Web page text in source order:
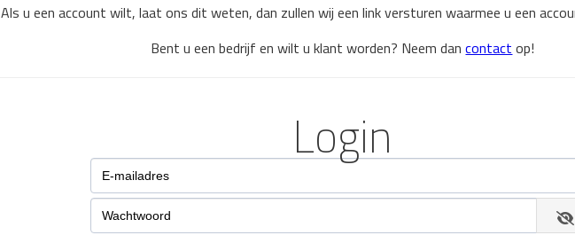
Als u een account wilt, laat ons dit weten, dan zullen wij een link versturen waarmee u een
Bent u een bedrijf en wilt u klant worden? Neem dancontact op!
Login